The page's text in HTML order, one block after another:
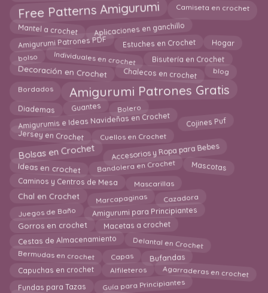
Free Patterns Amigurumi Camiseta en crochet
Mantel a crochet Aplicaciones en ganchillo
Amigurumi Patrones PDF Estuches en Crochet Hogar
bolso Individuales en crochet Bisutería en Crochet
Decoración en Crochet Chalecos en crochet blog
Bordados Amigurumi Patrones Gratis
Diademas Guantes Bolero
Amigurumis e Ideas Navideñas en Crochet Cojines Puf
Jersey en Crochet Cuellos en Crochet
Bolsas en Crochet Accesorios y Ropa para Bebes
Ideas en crochet Bandolera en Crochet Mascotas
Caminos y Centros de Mesa Mascarillas
Chal en Crochet Marcapaginas Cazadora
Juegos de Baño Amigurumi para Principiantes
Gorros en crochet Macetas a crochet
Cestas de Almacenamiento Delantal en Crochet
Bermudas en crochet Capas Bufandas
Capuchas en crochet Alfileteros Agarraderas en crochet
Fundas para Tazas Guía para Principiantes